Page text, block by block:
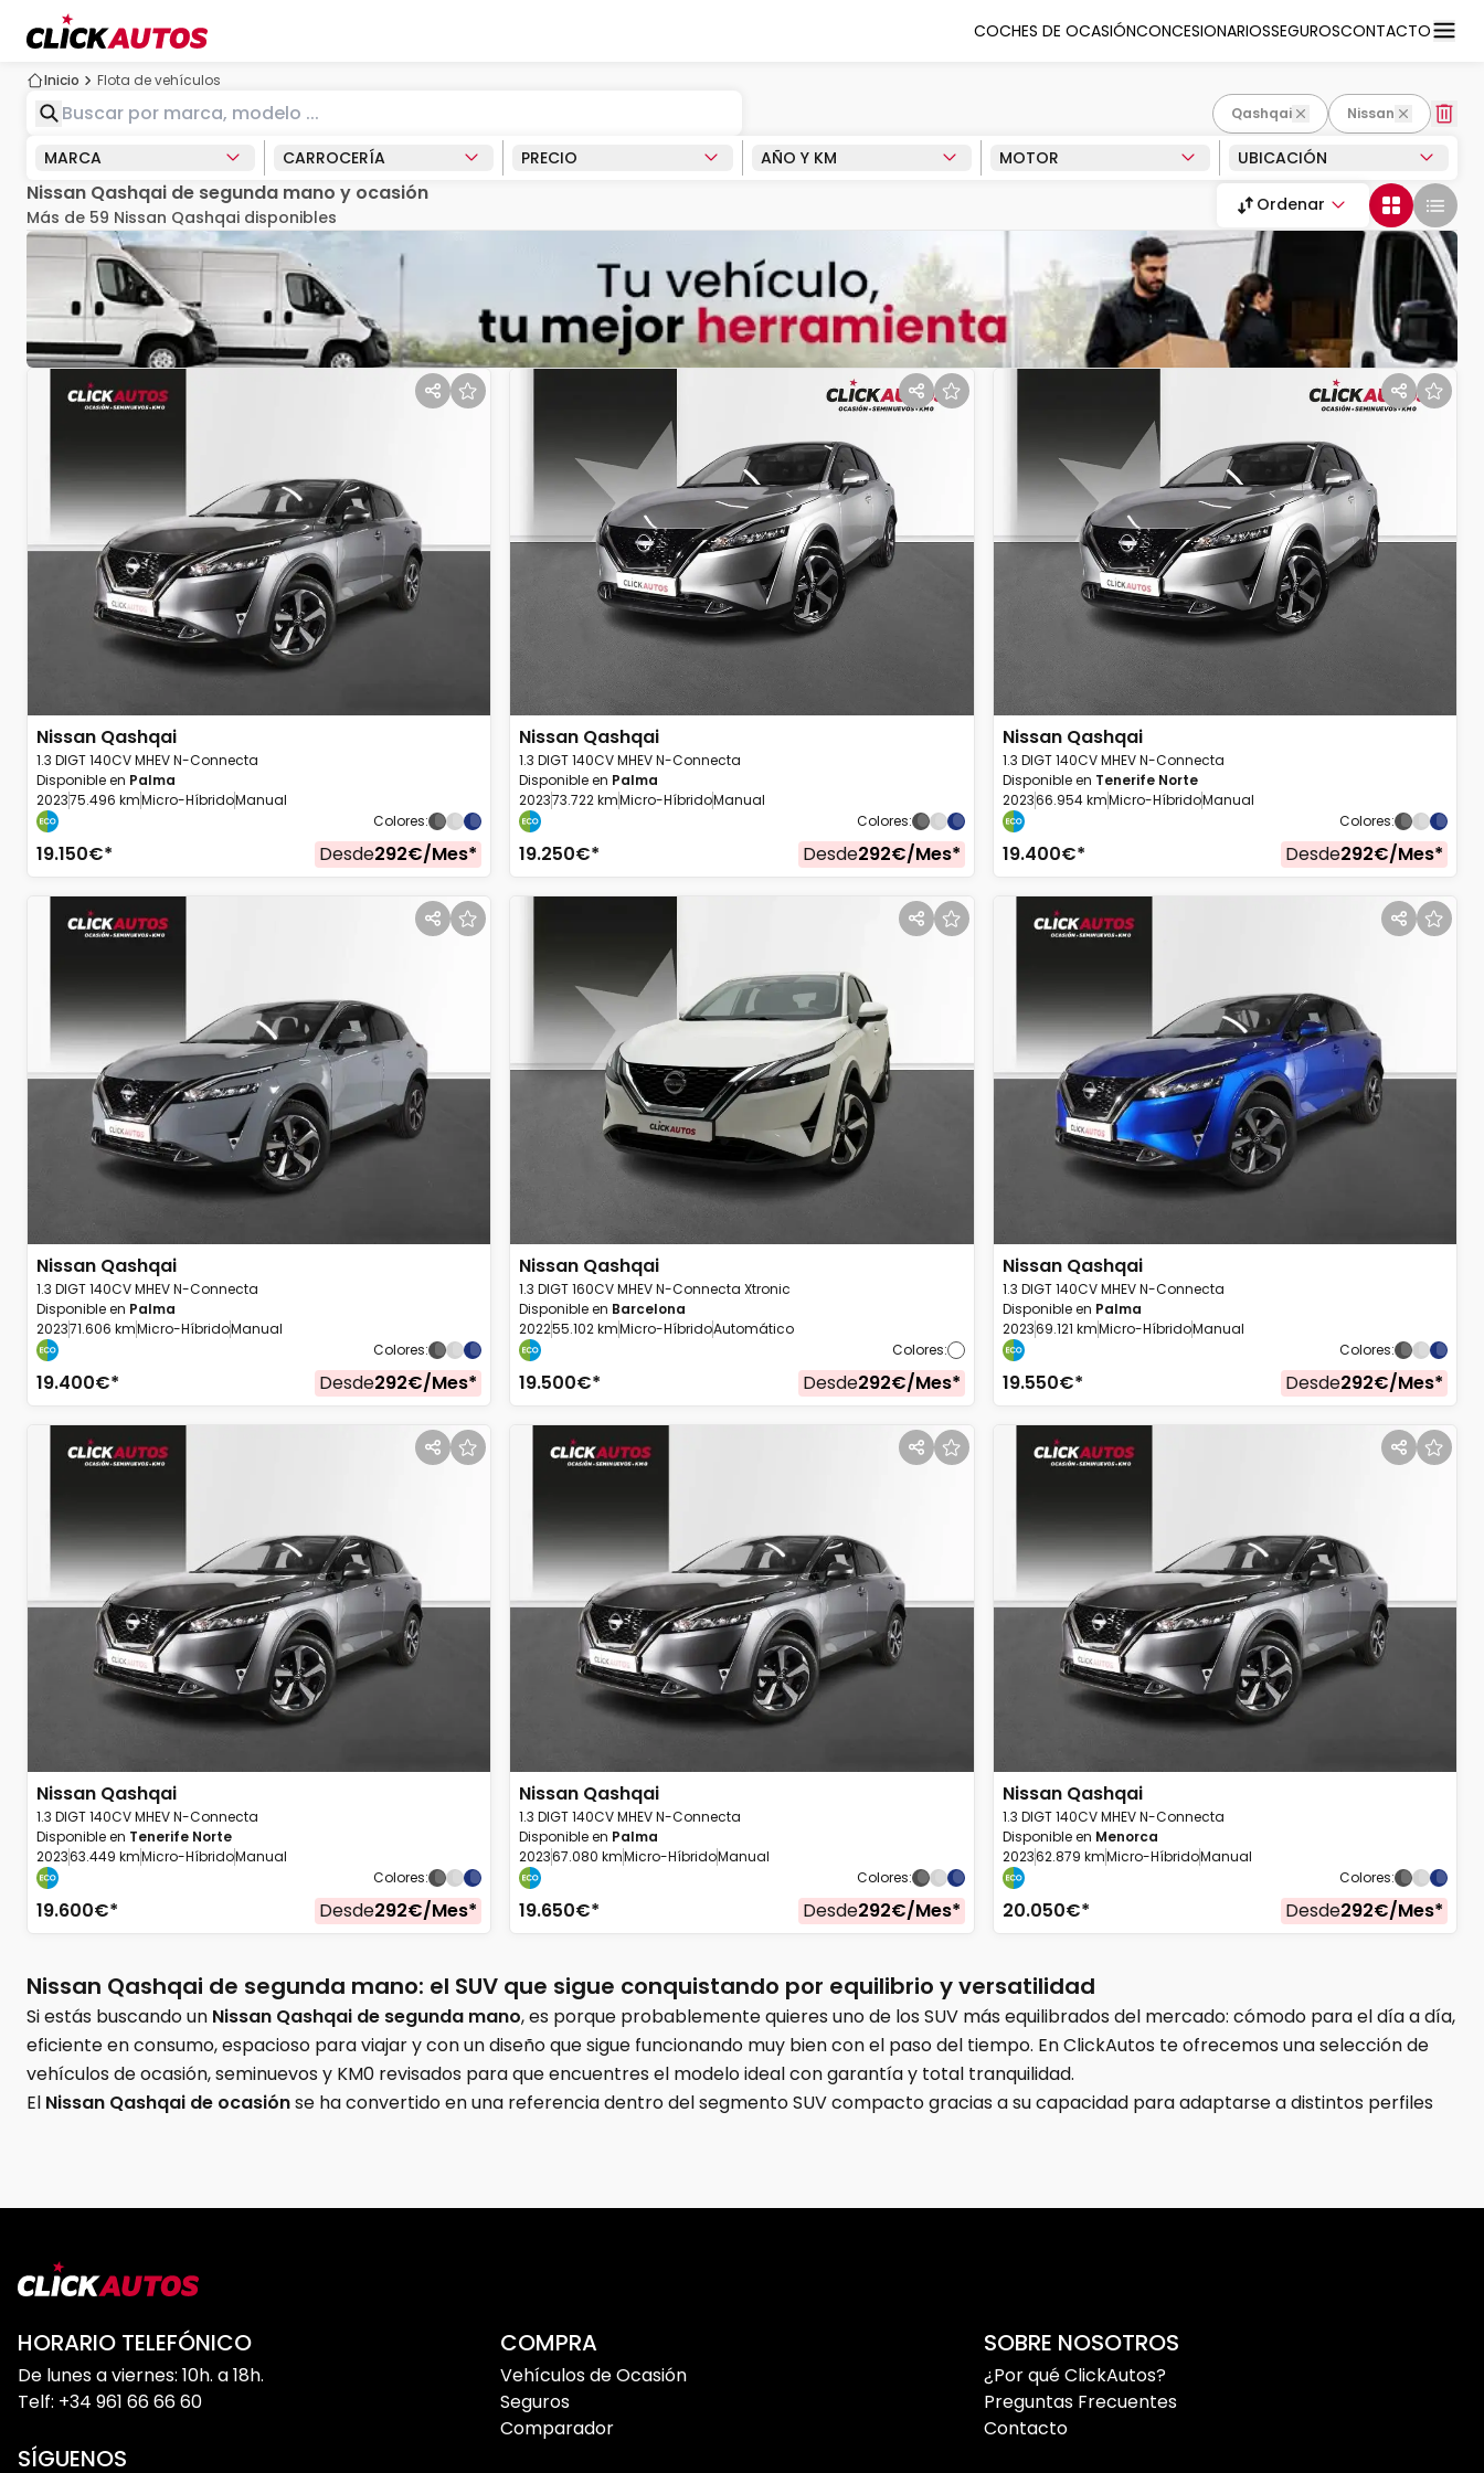
COCHES DE OCASIÓNCONCESIONARIOSSEGUROSCONTACTO
Inicio
Flota de vehículos
Nissan
Qashqai
MARCA CARROCERÍA PRECIO AÑO Y KM MOTOR UBICACIÓN
Nissan Qashqai de segunda mano y ocasión
Más de 59 Nissan Qashqai disponibles
Ordenar
Nissan Qashqai
1.3 DIGT 140CV MHEV N-Connecta
Disponible en Palma
202375.496 kmMicro-HíbridoManual
Colores:
19.150€* Desde292€/Mes*
Nissan Qashqai
1.3 DIGT 140CV MHEV N-Connecta
Disponible en Palma
202373.722 kmMicro-HíbridoManual
Colores:
19.250€* Desde292€/Mes*
Nissan Qashqai
1.3 DIGT 140CV MHEV N-Connecta
Disponible en Tenerife Norte
202366.954 kmMicro-HíbridoManual
Colores:
19.400€* Desde292€/Mes*
Nissan Qashqai
1.3 DIGT 140CV MHEV N-Connecta
Disponible en Palma
202371.606 kmMicro-HíbridoManual
Colores:
19.400€* Desde292€/Mes*
Nissan Qashqai
1.3 DIGT 160CV MHEV N-Connecta Xtronic
Disponible en Barcelona
202255.102 kmMicro-HíbridoAutomático
Colores:
19.500€* Desde292€/Mes*
Nissan Qashqai
1.3 DIGT 140CV MHEV N-Connecta
Disponible en Palma
202369.121 kmMicro-HíbridoManual
Colores:
19.550€* Desde292€/Mes*
Nissan Qashqai
1.3 DIGT 140CV MHEV N-Connecta
Disponible en Tenerife Norte
202363.449 kmMicro-HíbridoManual
Colores:
19.600€* Desde292€/Mes*
Nissan Qashqai
1.3 DIGT 140CV MHEV N-Connecta
Disponible en Palma
202367.080 kmMicro-HíbridoManual
Colores:
19.650€* Desde292€/Mes*
Nissan Qashqai
1.3 DIGT 140CV MHEV N-Connecta
Disponible en Menorca
202362.879 kmMicro-HíbridoManual
Colores:
20.050€* Desde292€/Mes*
Nissan Qashqai de segunda mano: el SUV que sigue conquistando por equilibrio y versatilidad
Si estás buscando un Nissan Qashqai de segunda mano, es porque probablemente quieres uno de los SUV más equilibrados del mercado: cómodo para el día a día,
eficiente en consumo, espacioso para viajar y con un diseño que sigue funcionando muy bien con el paso del tiempo. En ClickAutos te ofrecemos una selección de
vehículos de ocasión, seminuevos y KM0 revisados para que encuentres el modelo ideal con garantía y total tranquilidad.
El Nissan Qashqai de ocasiónse ha convertido en una referencia dentro del segmento SUV compacto gracias a su capacidad para adaptarse a distintos perfiles
Hay coches que funcionan porque lo hacen todo bien, y el Nissan Qashqai es uno de esos casos. No destaca solo por una cosa: su éxito viene precisamente del
Tamaño perfecto entre ciudad y carretera
ElNissan Qashqai segunda mano
ofrece unas dimensiones muy acertadas para quienes quieren un SUV práctico sin irse a formatos demasiado grandes. Es lo
suficientemente compacto como para moverse con soltura en ciudad, pero con espacio suficiente para ofrecer comodidad en trayectos largos. Su altura de
HORARIO TELEFÓNICO
De lunes a viernes: 10h. a 18h.
Telf: +34 961 66 66 60
COMPRA
Vehículos de Ocasión
Seguros
Comparador
SOBRE NOSOTROS
¿Por qué ClickAutos?
Preguntas Frecuentes
Contacto
SÍGUENOS